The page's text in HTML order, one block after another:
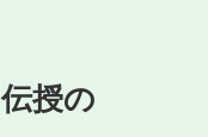
授の